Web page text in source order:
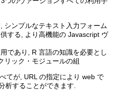
シンプルなテキスト入力フォーム
する, より高機能の Javascript ヴ
であり, R 言語の知識を必要とし
リック・モジュールの組
てが, URL の指定により web で
析することができます.